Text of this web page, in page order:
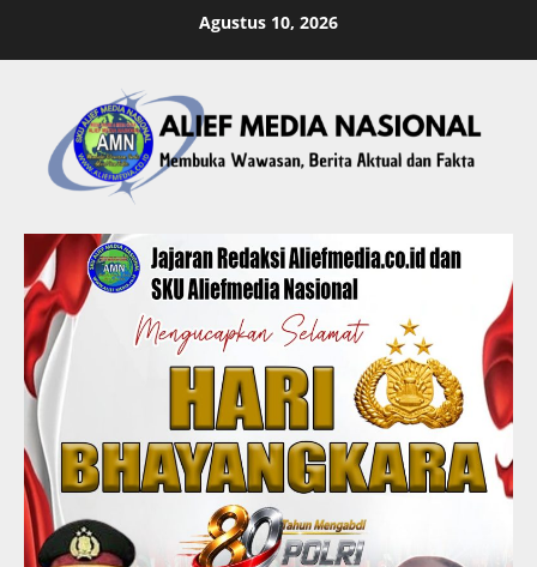
Agustus 10, 2026